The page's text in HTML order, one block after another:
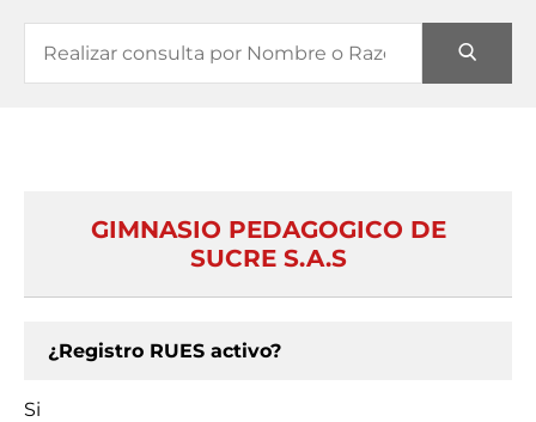
GIMNASIO PEDAGOGICO DE
SUCRE S.A.S
¿Registro RUES activo?
Si